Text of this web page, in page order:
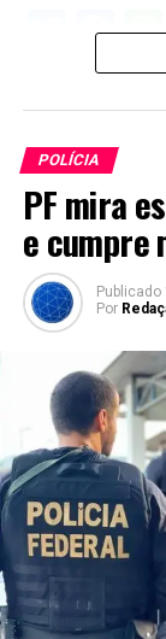
POLÍCIA
PF mira
e cumpre
Publicado
Por